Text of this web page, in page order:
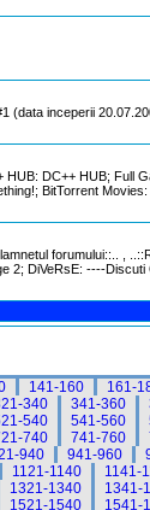
(data inceperii
HUB: DC++ HUB; Full
BitTorrent
forumului::.. ,
2; DiVeRsE: ----
141-160 161-
340 341-360
540 541-560
740 741-760
940 941-960
1121-1140 1141-
1321-1340 1341-
1521-1540 1541-